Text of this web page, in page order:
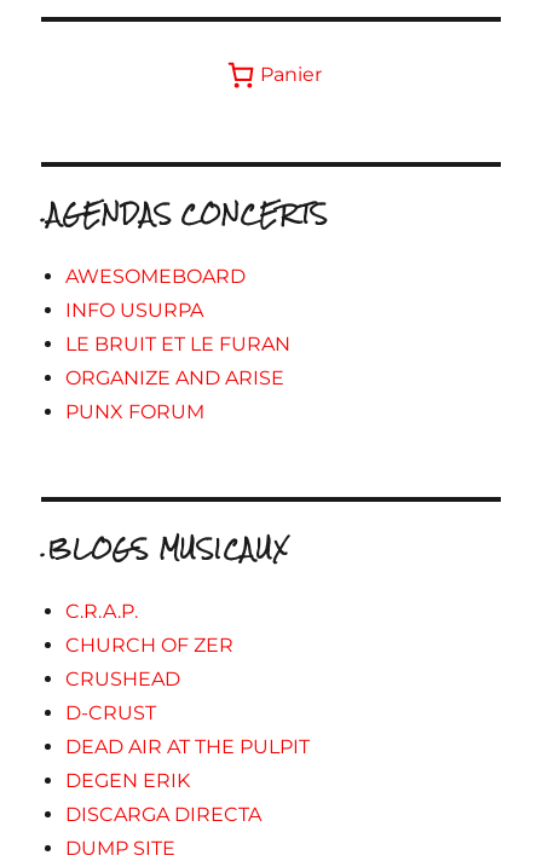
Panier
.AGENDAS CONCERTS
AWESOMEBOARD
INFO USURPA
LE BRUIT ET LE FURAN
ORGANIZE AND ARISE
PUNX FORUM
.BLOGS MUSICAUX
C.R.A.P.
CHURCH OF ZER
CRUSHEAD
D-CRUST
DEAD AIR AT THE PULPIT
DEGEN ERIK
DISCARGA DIRECTA
DUMP SITE